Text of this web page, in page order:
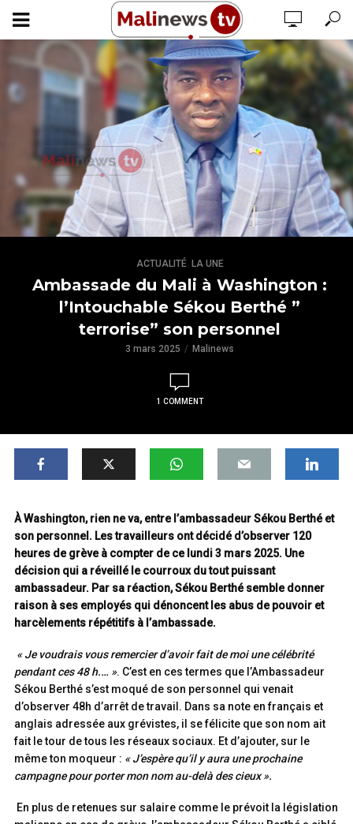
ACTUALITÉ, LA UNE
Ambassade du Mali à Washington :
l’Intouchable Sékou Berthé ”
terrorise” son personnel
3 mars 2025 Malinews
1 COMMENT
À Washington, rien ne va, entre l’ambassadeur Sékou Berthé et
son personnel. Les travailleurs ont décidé d’observer 120
heures de grève à compter de ce lundi 3 mars 2025. Une
décision qui a réveillé le courroux du tout puissant
ambassadeur. Par sa réaction, Sékou Berthé semble donner
raison à ses employés qui dénoncent les abus de pouvoir et
harcèlements répétitifs à l’ambassade.
« Je voudrais vous remercier d’avoir fait de moi une célébrité
pendant ces 48 h.… ». C’est en ces termes que l’Ambassadeur
Sékou Berthé s’est moqué de son personnel qui venait
d’observer 48h d’arrêt de travail. Dans sa note en français et
anglais adressée aux grévistes, il se félicite que son nom ait
fait le tour de tous les réseaux sociaux. Et d’ajouter, sur le
même ton moqueur : « J’espère qu’il y aura une prochaine
campagne pour porter mon nom au-delà des cieux ».
En plus de retenues sur salaire comme le prévoit la législation